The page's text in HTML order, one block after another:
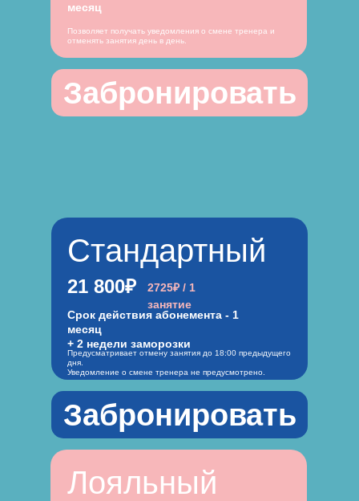
Позволяет получать уведомления о смене тренера и
отменять занятия день в день.
месяц
Забронировать
Предусматривает отмену занятия до 18:00 предыдущего
дня.
Уведомление о смене тренера не предусмотрено.
21 800₽
Срок действия абонемента - 1
месяц
+ 2 недели заморозки
2725₽ / 1
занятие
Стандартный
Лояльный
Забронировать